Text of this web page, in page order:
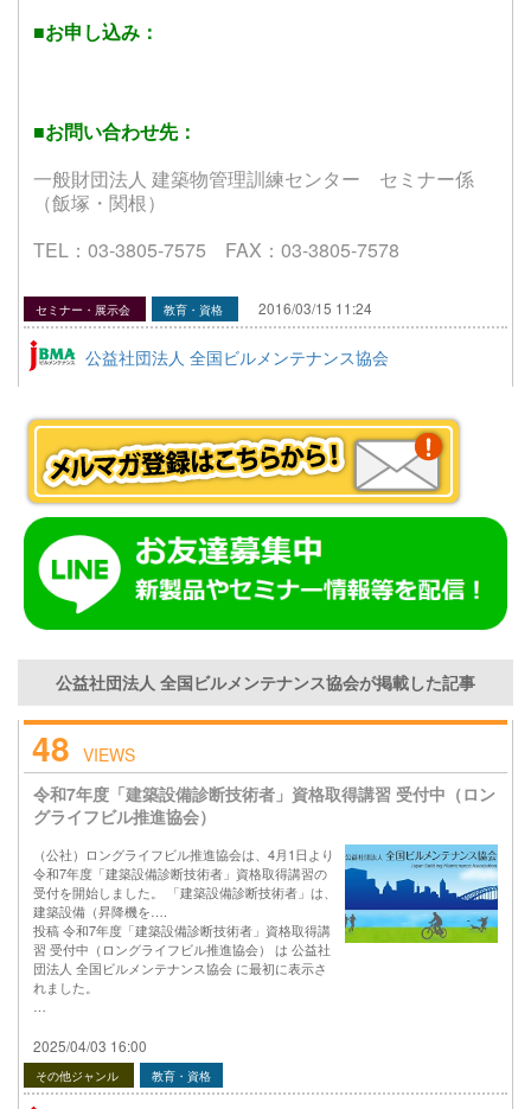
■お申し込み：
■お問い合わせ先：
一般財団法人 建築物管理訓練センター セミナー係
（飯塚・関根）
TEL：03-3805-7575 FAX：03-3805-7578
セミナー・展示会 教育・資格 2016/03/15 11:24
公益社団法人 全国ビルメンテナンス協会
公益社団法人 全国ビルメンテナンス協会が掲載した記事
48 VIEWS
令和7年度「建築設備診断技術者」資格取得講習 受付中（ロン
グライフビル推進協会）
（公社）ロングライフビル推進協会は、4月1日より
令和7年度「建築設備診断技術者」資格取得講習の
受付を開始しました。 「建築設備診断技術者」は、
建築設備（昇降機を….
投稿 令和7年度「建築設備診断技術者」資格取得講
習 受付中（ロングライフビル推進協会） は 公益社
団法人 全国ビルメンテナンス協会 に最初に表示さ
れました。
2025/04/03 16:00
その他ジャンル 教育・資格